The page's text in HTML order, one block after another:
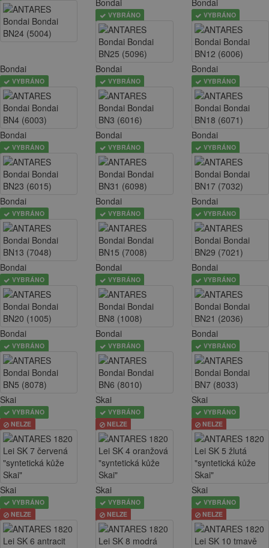
VYBRÁNO VYBRÁNO
Bondai
VYBRÁNO
Bondai
VYBRÁNO
Bondai
VYBRÁNO
Bondai
VYBRÁNO
Bondai
VYBRÁNO
Bondai
VYBRÁNO
Bondai
VYBRÁNO
Bondai
VYBRÁNO
Bondai
VYBRÁNO
Bondai
VYBRÁNO
Bondai
VYBRÁNO
Bondai
VYBRÁNO
Bondai
VYBRÁNO
Bondai
VYBRÁNO
Bondai
VYBRÁNO
Skai
VYBRÁNO
NELZE
Skai
VYBRÁNO
NELZE
Skai
VYBRÁNO
NELZE
Skai
VYBRÁNO
NELZE
Skai
VYBRÁNO
NELZE
Skai
VYBRÁNO
NELZE